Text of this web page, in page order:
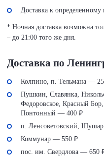
Доставка к определенному
* Ночная доставка возможна
– до 21:00 того же дня.
Доставка по
Колпино, п. Тельмана —
Пушкин, Славянка,
Федоровское, Красный
Понтонный — 400 ₽
п. Ленсоветовский,
Коммунар — 550 ₽
пос. им. Свердлова — 650